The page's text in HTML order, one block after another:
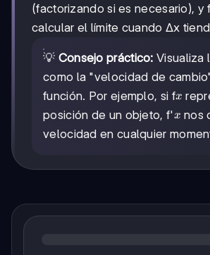
(factorizando si es necesario), y
calcular el límite cuando Δx
💡 Consejo práctico: Visualiza
como la "velocidad de
función. Por ejemplo, si fx
x
posición de un objeto, f'x
x nos
velocidad en cualquier